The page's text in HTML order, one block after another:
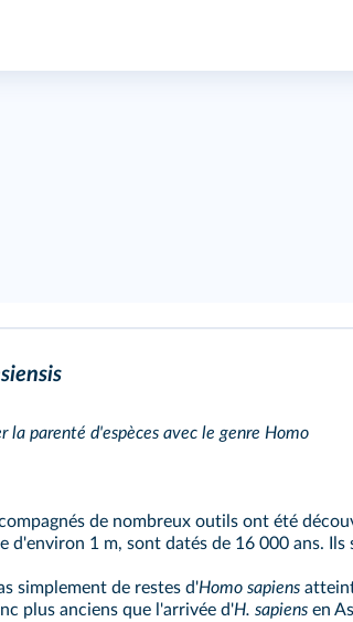
la parenté d'espèces avec le genre Homo
de nombreux outils ont été
d'environ 1 m, sont datés de 16 000 ans.
simplement de restes d'Homo sapiens
plus anciens que l'arrivée d'H. sapiens en